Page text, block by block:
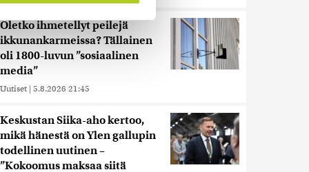
tukemiseen
alan
tietoja muihin tietoihin, joita
Oletko ihmetellyt peilejä
ikkunankarmeissa? Tällainen
oli 1800-luvun ”sosiaalinen
media”
Uutiset | 5.8.2026 21:45
Keskustan Siika-aho kertoo,
mikä hänestä on Ylen gallupin
todellinen uutinen –
”Kokoomus maksaa siitä